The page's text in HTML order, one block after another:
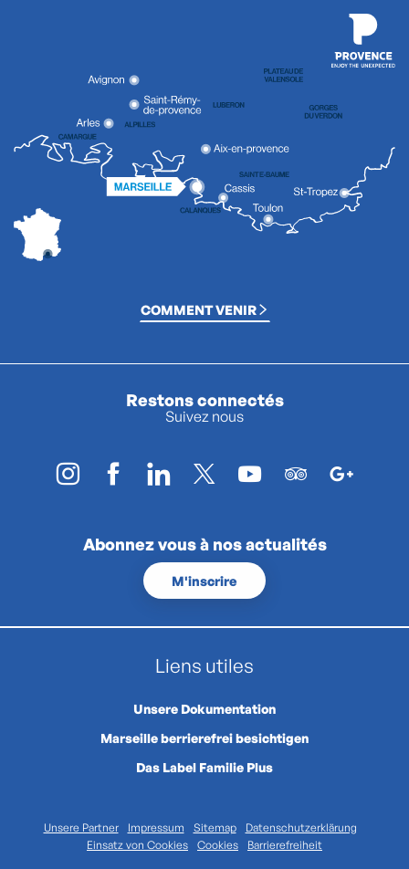
COMMENT VENIR
Restons connectés
Suivez nous
Abonnez vous à nos actualités
M'inscrire
Liens utiles
Unsere Dokumentation
Marseille berrierefrei besichtigen
Das Label Familie Plus
Unsere Partner Impressum Sitemap
Datenschutzerklärung
Einsatz von Cookies
Cookies Barrierefreiheit